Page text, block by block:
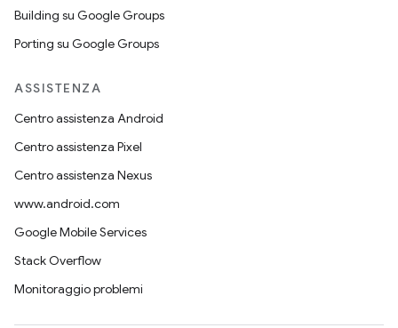
Building su Google Groups
Porting su Google Groups
ASSISTENZA
Centro assistenza Android
Centro assistenza Pixel
Centro assistenza Nexus
www.android.com
Google Mobile Services
Stack Overflow
Monitoraggio problemi